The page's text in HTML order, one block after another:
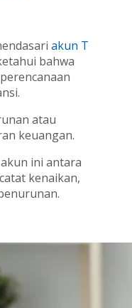
akun T
bahwa
atau
keuangan.
ini antara
kenaikan,